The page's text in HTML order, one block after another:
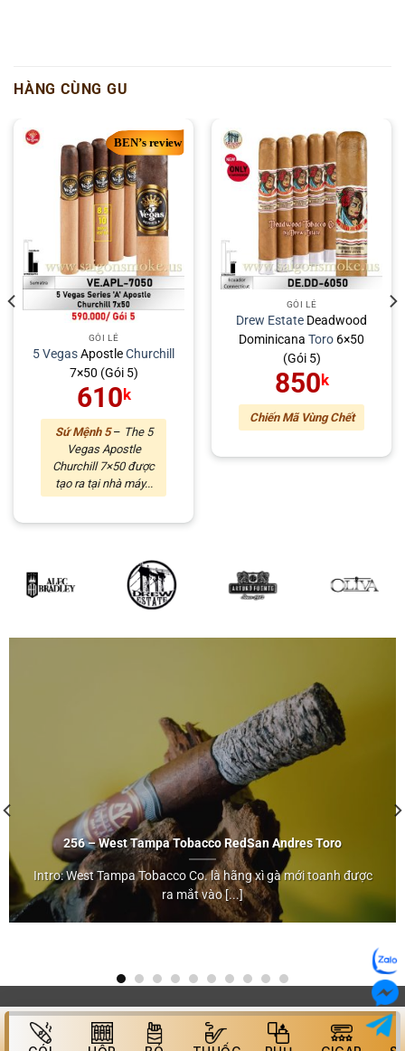
HÀNG CÙNG GU
GÓI LẺ
5 VegasApostleChurchill
7×50 (Gói 5)
610 k
Sứ Mệnh 5– The 5
Vegas Apostle
Churchill 7×50 được
tạo ra tại nhà máy...
GÓI LẺ
Drew Estate Deadwood
Dominicana Toro 6×50
(Gói 5)
850 k
Chiến Mã Vùng Chết
San Andres
Toro
">
256 – West Tampa Tobacco RedSan AndresToro
Intro: West Tampa Tobacco Co. là hãng xì gà mới toanh được
ra mắt vào [...]